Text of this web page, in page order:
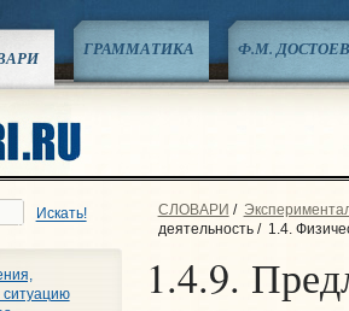
ГРАММАТИКА Ф.М.
Искать! СЛОВАРИ /
деятельность/ 1.4.
1.4.9.